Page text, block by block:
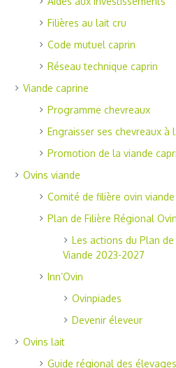
Filières au lait cru
Code mutuel caprin
Réseau technique caprin
Viande caprine
Programme chevreaux
Engraisser ses chevreaux à
Promotion de la viande
Ovins viande
Comité de filière ovin viande
Plan de Filière Régional
Les actions du Plan
Viande 2023-2027
Inn’Ovin
Ovinpiades
Devenir éleveur
Ovins lait
Guide régional des